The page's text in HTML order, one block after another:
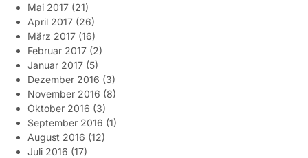
Mai 2017 (21)
April 2017 (26)
März 2017 (16)
Februar 2017 (2)
Januar 2017 (5)
Dezember 2016 (3)
November 2016 (8)
Oktober 2016 (3)
September 2016 (1)
August 2016 (12)
Juli 2016 (17)